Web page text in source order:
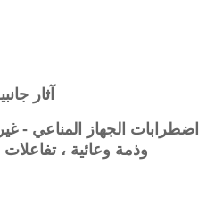
آثار
اضطرابات الجهاز المناعي -
وذمة وعائية ،